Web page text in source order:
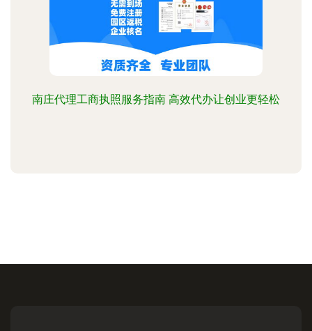
南庄代理工商执照服务指南 高效代办让创业更轻松